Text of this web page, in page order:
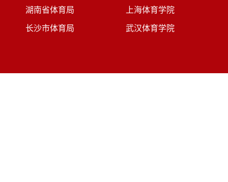
湖南省体育局 上海体育学院
长沙市体育局 武汉体育学院